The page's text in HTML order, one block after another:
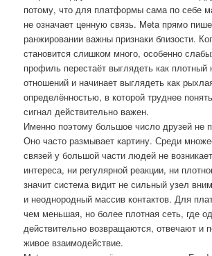
потому, что для платформы сама по себе
не означает ценную связь. Meta прямо
ранжировании важны признаки близости.
становится слишком много, особенно
профиль перестаёт выглядеть как плотный
отношений и начинает выглядеть как
определённостью, в которой труднее
сигнал действительно важен.
Именно поэтому большое число друзей не
Оно часто размывает картину. Среди
связей у большой части людей не
интереса, ни регулярной реакции, ни
значит система видит не сильный узел
и неоднородный массив контактов. Для
чем меньшая, но более плотная сеть, где
действительно возвращаются, отвечают и
живое взаимодействие.